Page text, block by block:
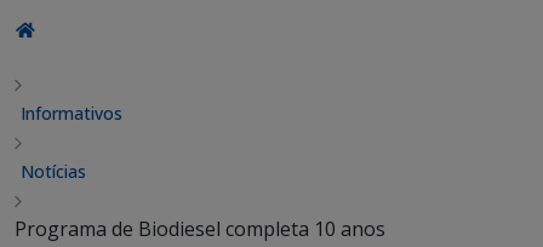
Informativos
Notícias
Programa de Biodiesel completa 10 anos